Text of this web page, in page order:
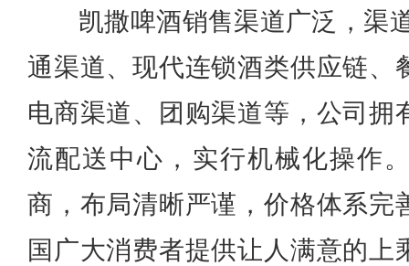
凯撒啤酒销售渠道广泛，渠
通渠道、现代连锁酒类供应链、
电商渠道、团购渠道等，公司拥
流配送中心，实行机械化操作
商，布局清晰严谨，价格体系完
国广大消费者提供让人满意的上